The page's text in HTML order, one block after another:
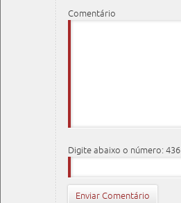
Comentário
Digite abaixo o número: 436